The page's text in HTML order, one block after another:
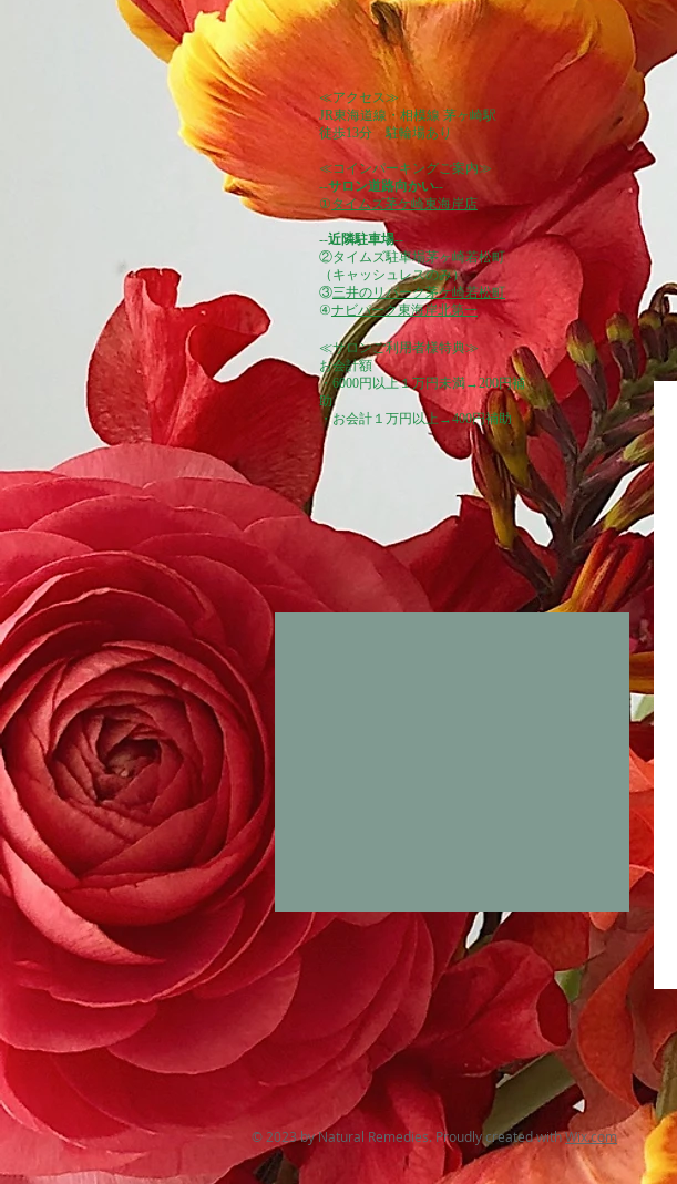
≪アクセス≫
JR東海道線・相模線 茅ヶ崎駅
徒歩13分 ​ 駐輪場あり
≪コインパーキングご案内≫
--サロン道路向かい--
①タイムズ茅ケ崎東海岸店
​​--近隣駐車場--
​②タイムズ駐車場茅ヶ崎若松町
​（キャッシュレスのみ）
③三井のリパーク茅ケ崎若松町
​④ナビパーク東海岸北第一
≪サロンご利用者様特典≫
お会計額
・6000円以上１万円未満→200円補
助
・お会計１万円以上→400円補助
© 2023 by Natural Remedies. Proudly created withWix.com